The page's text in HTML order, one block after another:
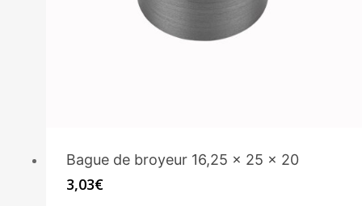
Bague de broyeur 16,25 x 25 x 20
3,03€